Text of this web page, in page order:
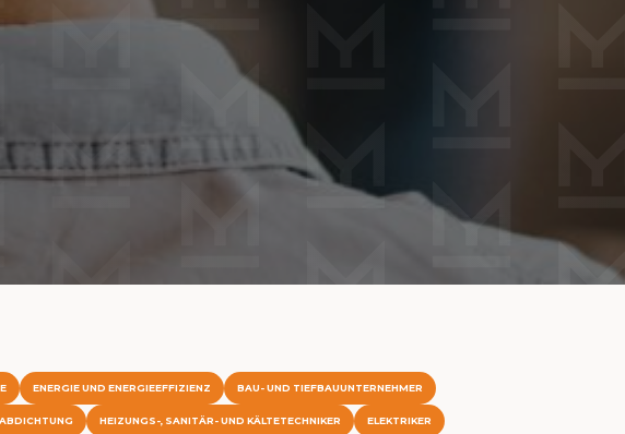
ENERGIE UND ENERGIEEFFIZIENZ BAU- UND TIEFBAUUNTERNEHMER
HEIZUNGS-, SANITÄR- UND KÄLTETECHNIKER ELEKTRIKER